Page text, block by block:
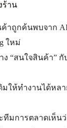
ร้าน
าถูกค้นพบจาก AI
ใหม่
ง “สนใจสินค้า” กั
ให้ทำงานได้หลา
ทีมการตลาดเห็น